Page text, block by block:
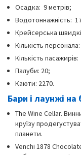
Осадка: 9 метрів;
Водотоннажність:
Крейсерська
Кількість
Кількість
Палуби: 20;
Каюти: 2270.
Бари і лаунжі на
The Wine Cellar.
круїзу
планети.
Venchi 1878